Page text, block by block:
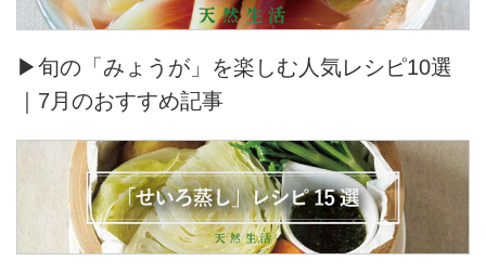
▶旬の「みょうが」を楽しむ人気レシピ10選
｜7月のおすすめ記事